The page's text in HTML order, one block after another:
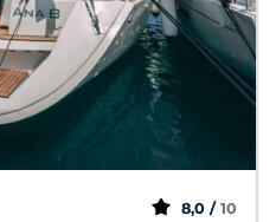
8,0 / 10